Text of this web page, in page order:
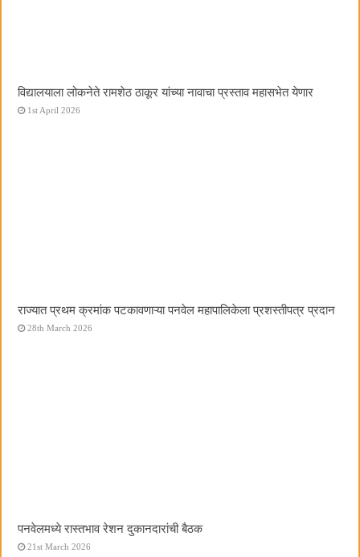
विद्यालयाला लोकनेते रामशेठ ठाकूर यांच्या नावाचा प्रस्ताव महासभेत येणार
1st April 2026
राज्यात प्रथम क्रमांक पटकावणाऱ्या पनवेल महापालिकेला प्रशस्तीपत्र प्रदान
28th March 2026
पनवेलमध्ये रास्तभाव रेशन दुकानदारांची बैठक
21st March 2026